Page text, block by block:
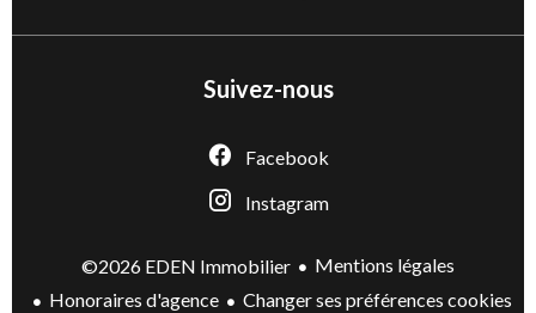
Suivez-nous
Facebook
Instagram
©2026 EDEN Immobilier
Mentions légales
Honoraires d'agence
Changer ses préférences cookies